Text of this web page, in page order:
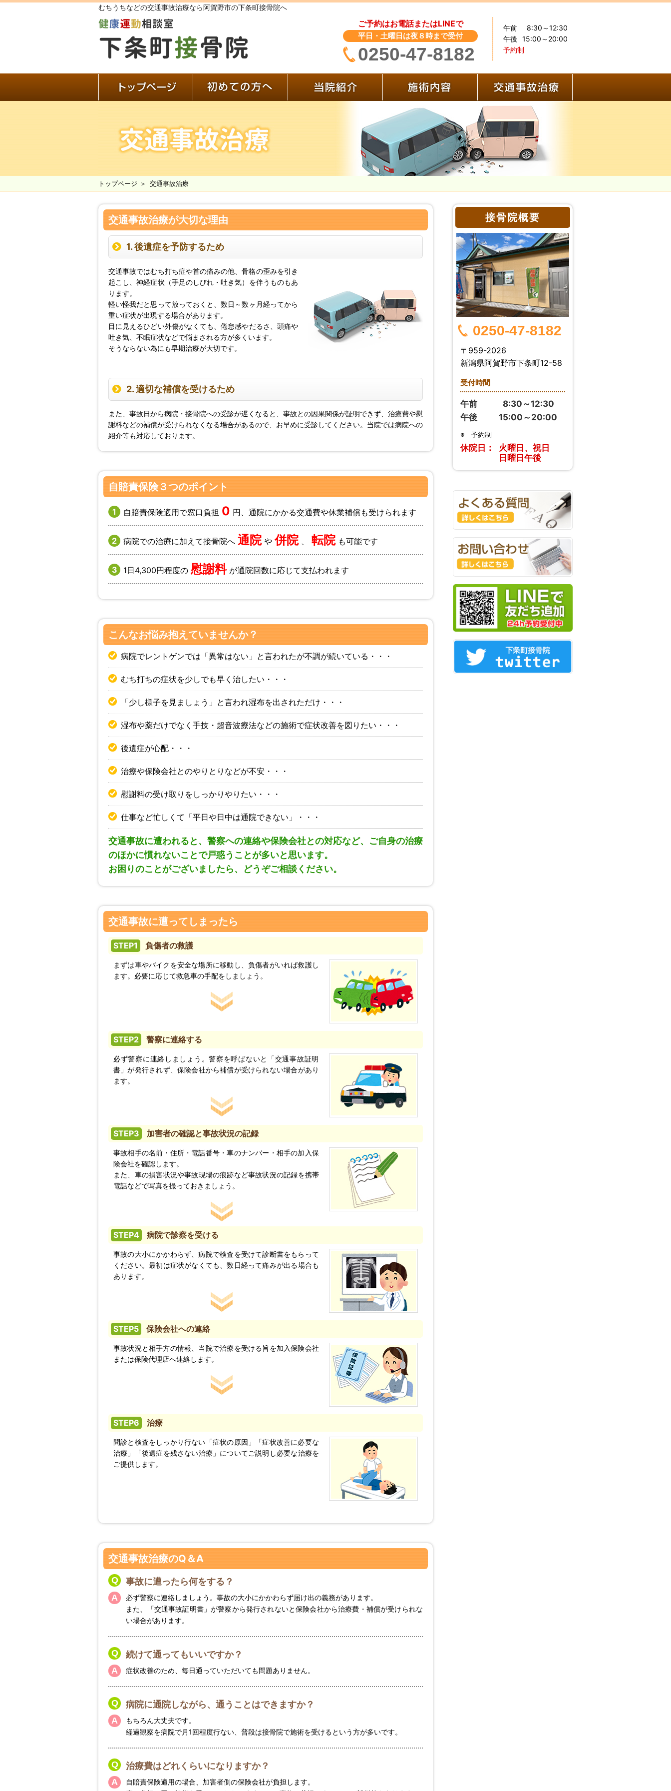
むちうちなどの交通事故治療なら阿賀野市の下条町接骨院へ
ご予約はお電話またはLINEで
平日・土曜日は夜８時まで受付
0250-47-8182
午前
8:30～12:30
午後
15:00～20:00
予約制
トップページ 交通事故治療
交通事故治療が大切な理由
1. 後遺症を予防するため
交通事故ではむち打ち症や首の痛みの他、骨格の歪みを引き
起こし、神経症状（手足のしびれ・吐き気）を伴うものもあ
ります。
軽い怪我だと思って放っておくと、数日～数ヶ月経ってから
重い症状が出現する場合があります。
目に見えるひどい外傷がなくても、倦怠感やだるさ、頭痛や
吐き気、不眠症状などで悩まされる方が多くいます。
そうならない為にも早期治療が大切です。
2. 適切な補償を受けるため
また、事故日から病院・接骨院への受診が遅くなると、事故との因果関係が証明できず、治療費や慰
謝料などの補償が受けられなくなる場合があるので、お早めに受診してください。当院では病院への
紹介等も対応しております。
自賠責保険３つのポイント
自賠責保険適用で窓口負担 0 円、通院にかかる交通費や休業補償も受けられます
病院での治療に加えて接骨院へ 通院 や 併院 転院 も可能です
1日4,300円程度の 慰謝料 が通院回数に応じて支払われます
こんなお悩み抱えていませんか？
病院でレントゲンでは「異常はない」と言われたが不調が続いている・・・
むち打ちの症状を少しでも早く治したい・・・
「少し様子を見ましょう」と言われ湿布を出されただけ・・・
湿布や薬だけでなく手技・超音波療法などの施術で症状改善を図りたい・・・
後遺症が心配・・・
治療や保険会社とのやりとりなどが不安・・・
慰謝料の受け取りをしっかりやりたい・・・
仕事など忙しくて「平日や日中は通院できない」・・・
交通事故に遭われると、警察への連絡や保険会社との対応など、ご自身の治療
のほかに慣れないことで戸惑うことが多いと思います。
お困りのことがございましたら、どうぞご相談ください。
交通事故に遭ってしまったら
STEP1 負傷者の救護
まずは車やバイクを安全な場所に移動し、負傷者がいれば救護し
ます。必要に応じて救急車の手配をしましょう。
STEP2 警察に連絡する
必ず警察に連絡しましょう。警察を呼ばないと「交通事故証明
書」が発行されず、保険会社から補償が受けられない場合があり
ます。
STEP3 加害者の確認と事故状況の記録
事故相手の名前・住所・電話番号・車のナンバー・相手の加入保
険会社を確認します。
また、車の損害状況や事故現場の痕跡など事故状況の記録を携帯
電話などで写真を撮っておきましょう。
STEP4 病院で診察を受ける
事故の大小にかかわらず、病院で検査を受けて診断書をもらって
ください。最初は症状がなくても、数日経って痛みが出る場合も
あります。
STEP5 保険会社への連絡
事故状況と相手方の情報、当院で治療を受ける旨を加入保険会社
または保険代理店へ連絡します。
STEP6 治療
問診と検査をしっかり行ない「症状の原因」「症状改善に必要な
治療」「後遺症を残さない治療」についてご説明し必要な治療を
ご提供します。
交通事故治療のQ＆A
事故に遭ったら何をする？
必ず警察に連絡しましょう。事故の大小にかかわらず届け出の義務があります。
また、「交通事故証明書」が警察から発行されないと保険会社から治療費・補償が受けられな
い場合があります。
続けて通ってもいいですか？
症状改善のため、毎日通っていただいても問題ありません。
病院に通院しながら、通うことはできますか？
もちろん大丈夫です。
経過観察を病院で月1回程度行ない、普段は接骨院で施術を受けるという方が多いです。
治療費はどれくらいになりますか？
自賠責保険適用の場合、加害者側の保険会社が負担します。
接骨院概要
0250-47-8182
〒959-2026
新潟県阿賀野市下条町12-58
受付時間
午前
8:30～12:30
午後
15:00～20:00
※ 予約制
休院日：
火曜日、祝日
日曜日午後